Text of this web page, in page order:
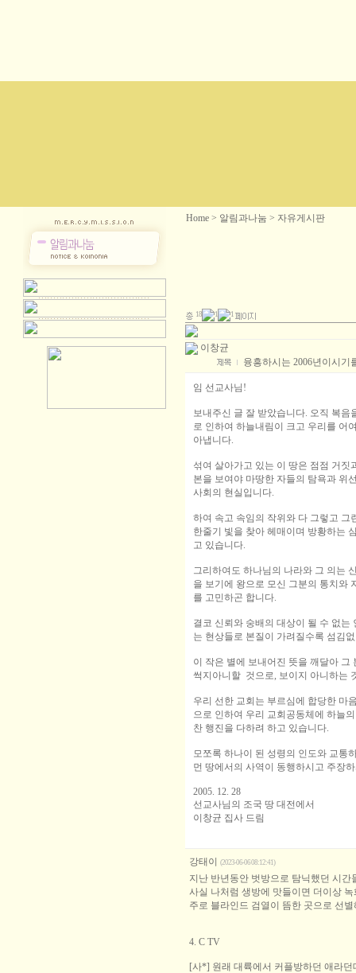
Home > 알림과나눔 > 자유게시판
18 1 1
이창균
융흥하시는 2006년이시기
임 선교사님!
보내주신 글 잘 받았습니다. 오직 복
로 인하여 하늘내림이 크고 우리를 어
아냅니다.
섞여 살아가고 있는 이 땅은 점점 거
본을 보여야 마땅한 자들의 탐욕과 위
사회의 현실입니다.
하여 속고 속임의 작위와 다 그렇고 그
한줄기 빛을 찾아 헤매이며 방황하는
고 있습니다.
그리하여도 하나님의 나라와 그 의는
을 보기에 왕으로 모신 그분의 통치와
를 고민하곤 합니다.
결코 신뢰와 숭배의 대상이 될 수 없
는 현상들로 본질이 가려질수록 섬김
이 작은 별에 보내어진 뜻을 깨달아
썩지아니할 것으로, 보이지 아니하는
우리 선한 교회는 부르심에 합당한 마
으로 인하여 우리 교회공동체에 하늘
찬 행진을 다하려 하고 있습니다.
모쪼록 하나이 된 성령의 인도와 교통
먼 땅에서의 사역이 동행하시고 주장
2005. 12. 28
선교사님의 조국 땅 대전에서
이창균 집사 드림
강태이 (2023-06-06 08:12:41)
지난 반년동안 벗방으로 탐닉했던 시간
사실 나처럼 생방에 맛들이면 더이상
주로 블라인드 검열이 뜸한 곳으로 선별
4. C TV
[사*] 원래 대륙에서 커플방하던 애라